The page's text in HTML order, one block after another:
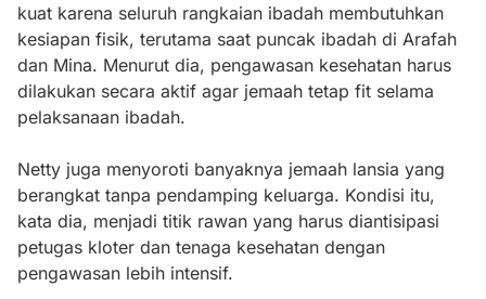
kuat karena seluruh rangkaian ibadah membutuhkan
kesiapan fisik, terutama saat puncak ibadah di Arafah
dan Mina. Menurut dia, pengawasan kesehatan harus
dilakukan secara aktif agar jemaah tetap fit selama
pelaksanaan ibadah.
Netty juga menyoroti banyaknya jemaah lansia yang
berangkat tanpa pendamping keluarga. Kondisi itu,
kata dia, menjadi titik rawan yang harus diantisipasi
petugas kloter dan tenaga kesehatan dengan
pengawasan lebih intensif.